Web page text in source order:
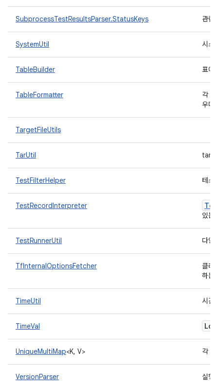
SubprocessTestResultsParser.StatusKeys 관련
SystemUtil 시스
TableBuilder 표에
TableFormatter
각
우미
TargetFileUtils
TarUtil tar
TestFilterHelper 테스
TestRecordInterpreter
있는
TestRunnerUtil 다양
TfInternalOptionsFetcher
클래
하는
TimeUtil 시간
TimeVal
UniqueMultiMap<K, V> 각
VersionParser 실행